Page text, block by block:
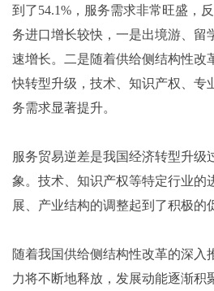
到了54.1%，服务需求非常旺盛，
务进口增长较快，一是出境游、留
速增长。二是随着供给侧结构性改
快转型升级，技术、知识产权、专
务需求显著提升。
服务贸易逆差是我国经济转型升级
象。技术、知识产权等特定行业的
展、产业结构的调整起到了积极的
随着我国供给侧结构性改革的深入
力将不断地释放，发展动能逐渐积